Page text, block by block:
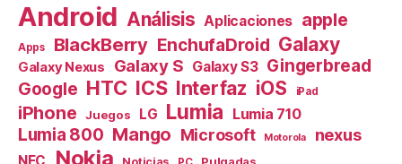
Android Análisis Aplicaciones apple
Apps BlackBerry EnchufaDroid Galaxy
Galaxy Nexus Galaxy S Galaxy S3 Gingerbread
Google HTC ICS Interfaz iOS iPad
iPhone Juegos LG Lumia Lumia 710
Lumia 800 Mango Microsoft Motorola nexus
Nokia